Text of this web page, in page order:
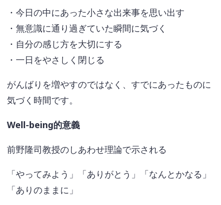
・今日の中にあった小さな出来事を思い出す
・無意識に通り過ぎていた瞬間に気づく
・自分の感じ方を大切にする
・一日をやさしく閉じる
がんばりを増やすのではなく、すでにあったものに
気づく時間です。
Well-being的意義
前野隆司教授のしあわせ理論で示される
「やってみよう」「ありがとう」「なんとかなる」
「ありのままに」